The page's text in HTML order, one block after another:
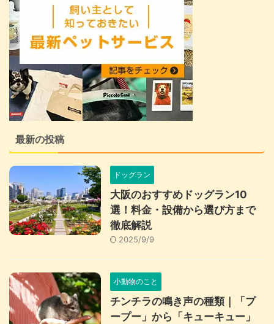
最新の投稿
ドッグラン
大阪のおすすめドッグラン10
選！料金・設備から選び方まで
徹底解説
2025/9/9
小動物のこと
チンチラの鳴き声の種類｜「プ
ープー」から「キューキュー」